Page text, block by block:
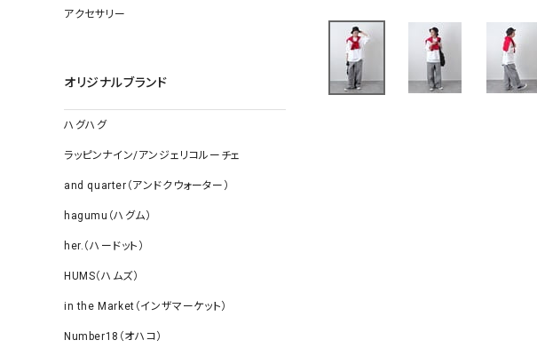
アクセサリー
オリジナルブランド
ハグハグ
ラッピンナイン/アンジェリコルーチェ
and quarter（アンドクウォーター）
hagumu（ハグム）
her.（ハードット）
HUMS（ハムズ）
in the Market（インザマーケット）
Number18（オハコ）